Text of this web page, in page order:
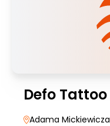
Defo Tattoo
Adama Mickiewicza